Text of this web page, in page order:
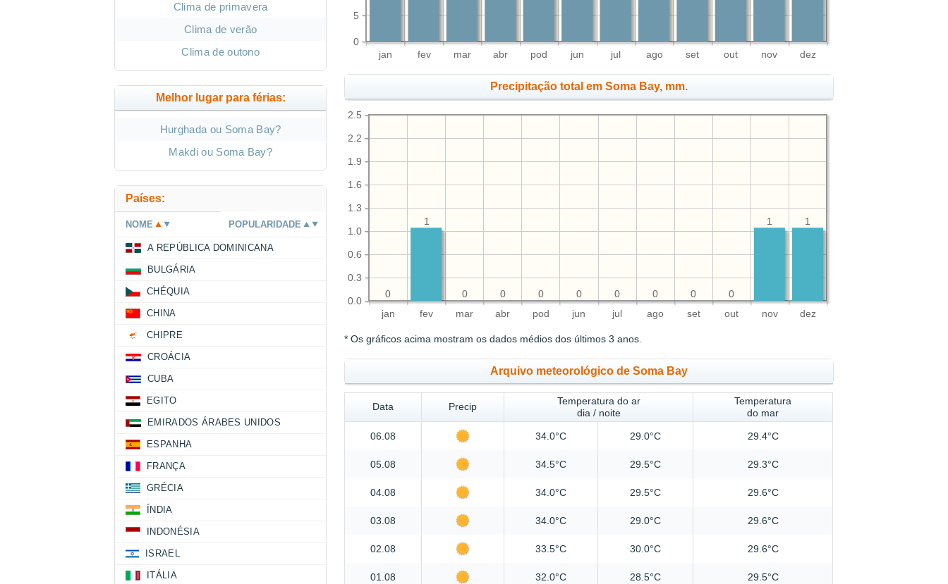
jan fev mar abr pod jun jul ago set out nov dez
0
5
Precipitação total em Soma Bay, mm.
jan fev mar abr pod jun jul ago set out nov dez
0.0
0.3
0.6
1.0
1.3
1.6
1.9
2.2
2.5
1
1
0
0
0
0
0
0
0
0
1
0
* Os gráficos acima mostram os dados médios dos últimos 3 anos.
Arquivo meteorológico de Soma Bay
Data Precip
Temperatura do ar
dia / noite
Temperatura
do mar
06.08 34.0°C 29.0°C 29.4°C
05.08 34.5°C 29.5°C 29.3°C
04.08 34.0°C 29.5°C 29.6°C
03.08 34.0°C 29.0°C 29.6°C
02.08 33.5°C 30.0°C 29.6°C
01.08 32.0°C 28.5°C 29.5°C
Clima de primavera
Clima de verão
Clima de outono
Melhor lugar para férias:
Hurghada ou Soma Bay?
Makdi ou Soma Bay?
Países:
NOME POPULARIDADE
A REPÚBLICA DOMINICANA
BULGÁRIA
CHÉQUIA
CHINA
CHIPRE
CROÁCIA
CUBA
EGITO
EMIRADOS ÁRABES UNIDOS
ESPANHA
FRANÇA
GRÉCIA
ÍNDIA
INDONÉSIA
ISRAEL
ITÁLIA